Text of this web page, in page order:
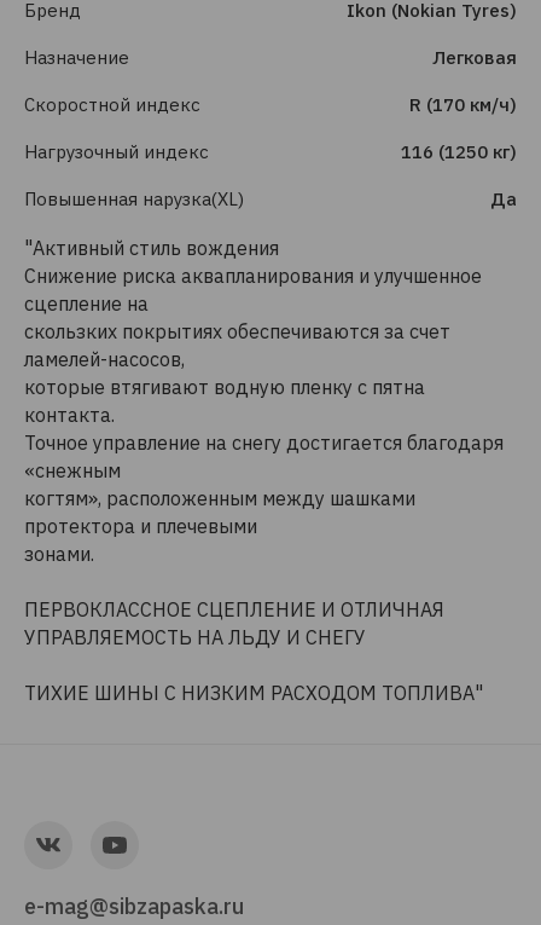
Бренд Ikon (Nokian Tyres)
Назначение Легковая
Скоростной индекс R (170 км/ч)
Нагрузочный индекс 116 (1250 кг)
Повышенная нарузка(XL) Да
"Активный стиль вождения
Снижение риска аквапланирования и улучшенное
сцепление на
скользких покрытиях обеспечиваются за счет
ламелей-насосов,
которые втягивают водную пленку с пятна
контакта.
Точное управление на снегу достигается благодаря
«снежным
когтям», расположенным между шашками
протектора и плечевыми
зонами.
ПЕРВОКЛАССНОЕ СЦЕПЛЕНИЕ И ОТЛИЧНАЯ
УПРАВЛЯЕМОСТЬ НА ЛЬДУ И СНЕГУ
ТИХИЕ ШИНЫ С НИЗКИМ РАСХОДОМ ТОПЛИВА"
e-mag@sibzapaska.ru